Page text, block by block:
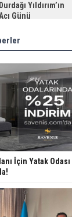
Durdağı Yıldırım’ın
Acı Günü
İçin Yatak Odası